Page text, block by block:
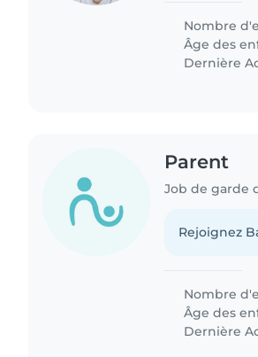
Nombre
Âge des
Dernière
Parent
Job de garde
Rejoignez
Nombre
Âge des
Dernière